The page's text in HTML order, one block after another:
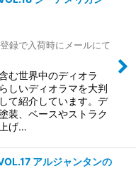
録で入荷時にメールにて
む世界中のディオラ
しいディオラマを大判
て紹介しています。デ
装、ベースやストラク
げ…
アルジャンタンの